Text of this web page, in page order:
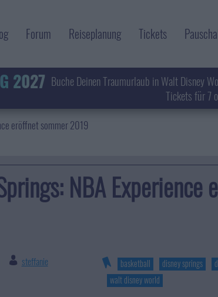
Forum Reiseplanung Tickets
2027 Buche Deinen Traumurlaub in Walt Disney
Tickets für 7
eröffnet sommer 2019
NBA Experience
steffanie basketball disney springs
walt disney world